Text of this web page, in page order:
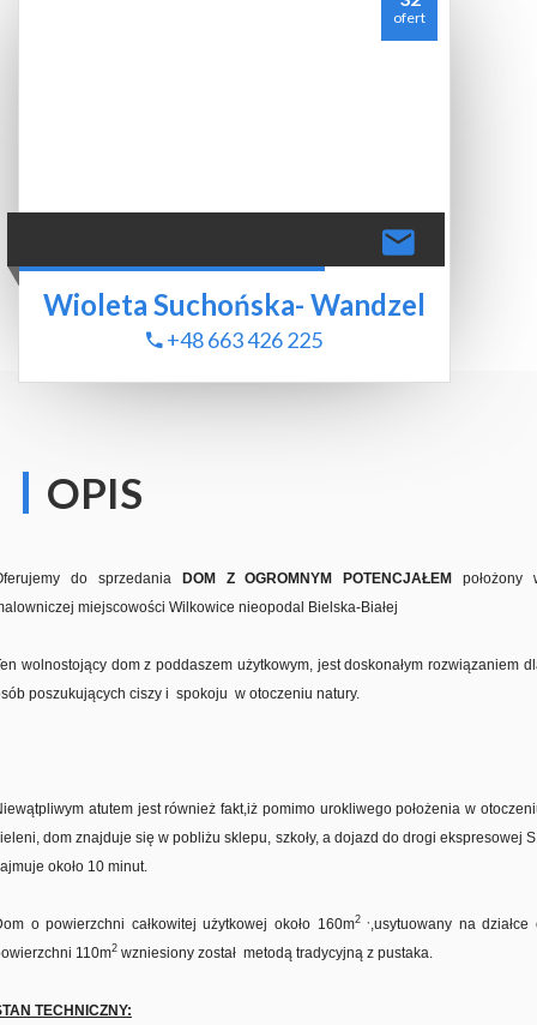
ofert
Wioleta Suchońska- Wandzel
+48 663 426 225
OPIS
do sprzedania DOM Z OGROMNYM POTENCJAŁEM
położony
miejscowości Wilkowice nieopodal Bielska-Białej
wolnostojący dom z poddaszem użytkowym, jest doskonałym rozwiązaniem
poszukujących ciszy i spokoju w otoczeniu natury.
atutem jest również fakt,iż pomimo urokliwego położenia w
dom znajduje się w pobliżu sklepu, szkoły, a dojazd do drogi ekspresowej
około 10 minut.
o powierzchni całkowitej użytkowej około 160m2 , ,usytuowany na działce
110m2 wzniesiony został metodą tradycyjną z pustaka.
TECHNICZNY: